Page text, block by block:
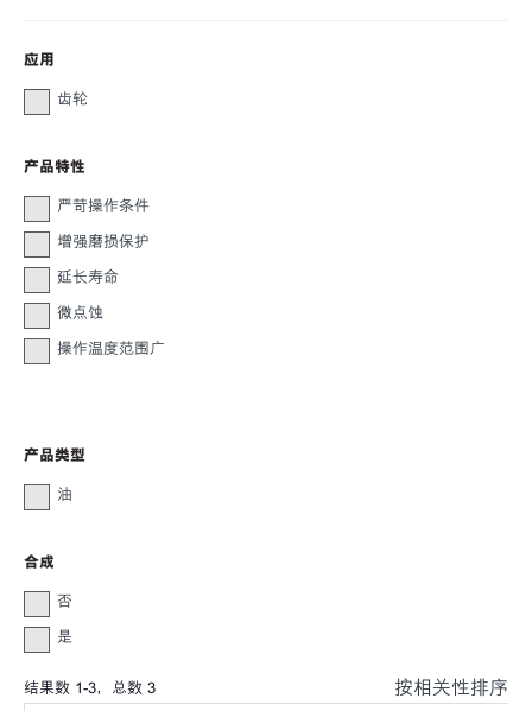
应用
齿轮
产品特性
严苛操作条件
增强磨损保护
延长寿命
微点蚀
操作温度范围广
产品类型
油
合成
否
是
结果数 1-3，总数 3 按相关性排序